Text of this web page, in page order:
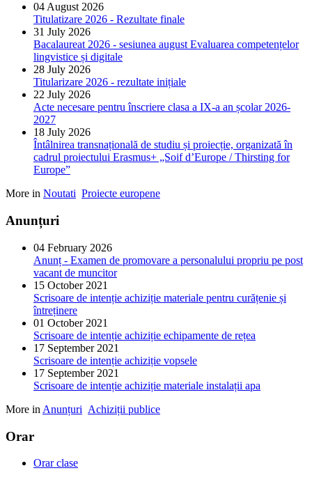
04 August 2026
Titulatizare 2026 - Rezultate finale
31 July 2026
Bacalaureat 2026 - sesiunea august Evaluarea competențelor
lingvistice și digitale
28 July 2026
Titularizare 2026 - rezultate inițiale
22 July 2026
Acte necesare pentru înscriere clasa a IX-a an școlar 2026-
2027
18 July 2026
Întâlnirea transnațională de studiu și proiecție, organizată în
cadrul proiectului Erasmus+ „Soif d’Europe / Thirsting for
Europe”
More in Noutati Proiecte europene
Anunțuri
04 February 2026
Anunț - Examen de promovare a personalului propriu pe post
vacant de muncitor
15 October 2021
Scrisoare de intenție achiziție materiale pentru curățenie și
întreținere
01 October 2021
Scrisoare de intenție achiziție echipamente de rețea
17 September 2021
Scrisoare de intenție achiziție vopsele
17 September 2021
Scrisoare de intenție achiziție materiale instalații apa
More in Anunțuri Achiziții publice
Orar
Orar clase